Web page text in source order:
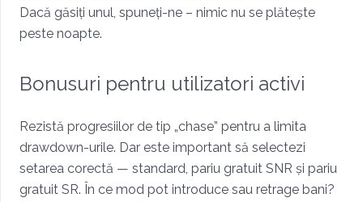
Dacă găsiți unul, spuneți-ne – nimic nu se plătește
peste noapte.
Bonusuri pentru utilizatori activi
Rezistă progresiilor de tip „chase” pentru a limita
drawdown-urile. Dar este important să selectezi
setarea corectă — standard, pariu gratuit SNR și pariu
gratuit SR. În ce mod pot introduce sau retrage bani?